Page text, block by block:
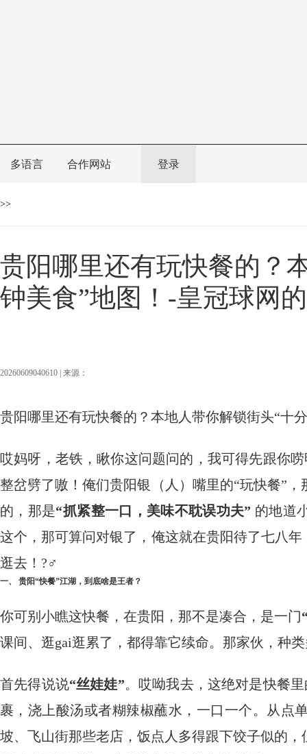
多语言 合作网站 登录
>>
贵阳哪里还有玩快餐的？
钟美食”地图！-皇冠球网
20260609040610 | 来源：
贵阳哪里还有玩快餐的？本地人带你解锁街头“十
哎妈呀，老铁，瞅你这问题问的，我可得先跟你
整岔劈了嗷！俺们贵阳银（人）嘴里的“玩快餐”
的，那是“抓紧整一口，美味不耽误功夫”
的地道
这个，那可算问对银了，俺这就在贵阳待了七八
逛去！?‍♂️
一、 贵阳“快餐”江湖，到底啥是王者？
你可别小瞧这快餐，在贵阳，那不是凑合，是一门
课间、逛gai逛累了，都得靠它续命。那家伙，种
首先得说说“丝娃娃”。哎呦我去，这绝对是快餐
裹，浇上酸汤或者糊辣椒蘸水，一口一个。从点
坡、飞山街那些老店，饭点人多得跟下饺子似的